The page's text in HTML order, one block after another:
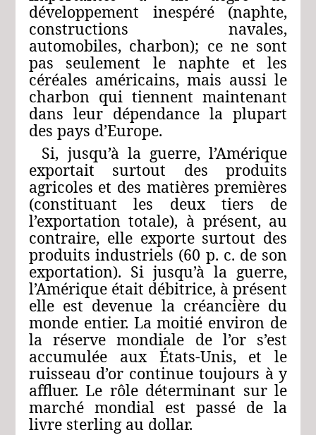
développement inespéré (naphte,
constructions navales,
automobiles, charbon); ce ne sont
pas seulement le naphte et les
céréales américains, mais aussi le
charbon qui tiennent maintenant
dans leur dépendance la plupart
des pays d’Europe.
Si, jusqu’à la guerre, l’Amérique
exportait surtout des produits
agricoles et des matières premières
(constituant les deux tiers de
l’exportation totale), à présent, au
contraire, elle exporte surtout des
produits industriels (60 p. c. de son
exportation). Si jusqu’à la guerre,
l’Amérique était débitrice, à présent
elle est devenue la créancière du
monde entier. La moitié environ de
la réserve mondiale de l’or s’est
accumulée aux États‑Unis, et le
ruisseau d’or continue toujours à y
affluer. Le rôle déterminant sur le
marché mondial est passé de la
livre sterling au dollar.